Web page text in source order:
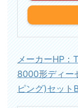
メーカーHP
8000形ディー
ピング)セット